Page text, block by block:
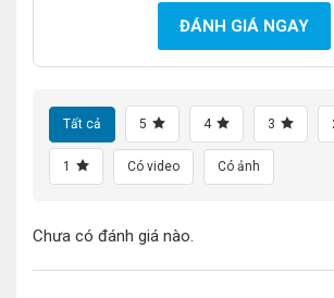
ĐÁNH GIÁ NGAY
Tất cả 5 4 3
1 Có video Có ảnh
Chưa có đánh giá nào.